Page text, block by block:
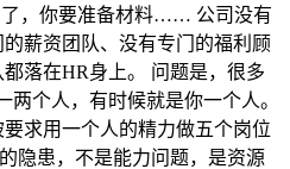
了，你要准备材料…… 公司没有
薪资团队、没有专门的福利顾
落在HR身上。 问题是，很多
两个人，有时候就是你一个人。
求用一个人的精力做五个岗位
隐患，不是能力问题，是资源